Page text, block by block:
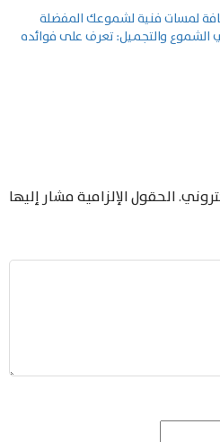
لمسات فنية لشموعك المفضلة
الشموع والتجميل: تعرف على فوائده
الحقول الإلزامية مشار إليها